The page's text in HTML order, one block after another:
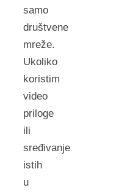
samo
društvene
mreže.
Ukoliko
koristim
video
priloge
ili
sređivanje
istih
u